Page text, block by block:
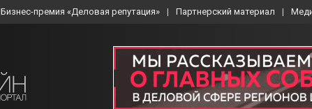
Бизнес-премия «Деловая репутация» Партнерский материал